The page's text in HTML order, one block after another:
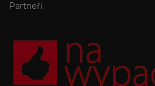
Partneři: